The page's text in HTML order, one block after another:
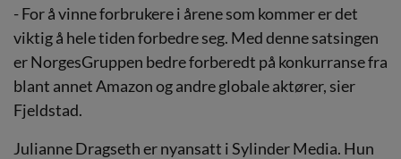
- For å vinne forbrukere i årene som kommer er det
viktig å hele tiden forbedre seg. Med denne satsingen
er NorgesGruppen bedre forberedt på konkurranse fra
blant annet Amazon og andre globale aktører, sier
Fjeldstad.
Julianne Dragseth er nyansatt i Sylinder Media. Hun